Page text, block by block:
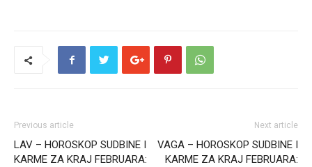
Previous article
LAV – HOROSKOP SUDBINE I
KARME ZA KRAJ FEBRUARA:
Next article
VAGA – HOROSKOP SUDBINE I
KARME ZA KRAJ FEBRUARA: